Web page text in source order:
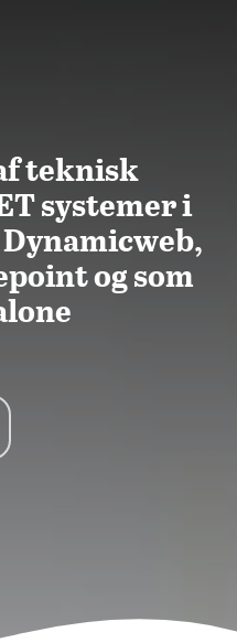
teknisk
systemer i
og som